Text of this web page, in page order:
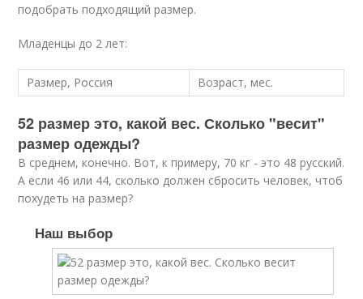
подобрать подходящий размер.
Младенцы до 2 лет:
Размер, Россия Возраст, мес.
52 размер это, какой вес. Сколько "весит"
размер одежды?
В среднем, конечно. Вот, к примеру, 70 кг - это 48 русский.
А если 46 или 44, сколько должен сбросить человек, чтоб
похудеть на размер?
Наш выбор